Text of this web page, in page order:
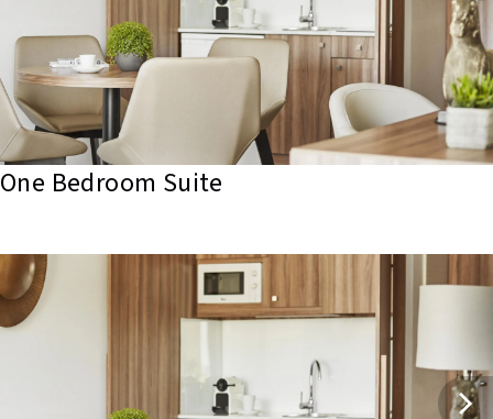
One Bedroom Suite